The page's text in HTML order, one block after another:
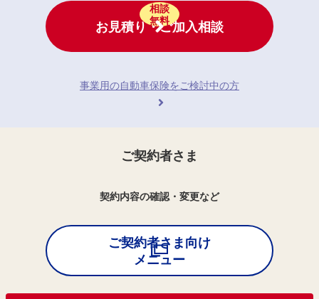
相談
無料
お見積り・ご加入相談
事業用の自動車保険をご検討中の方
ご契約者さま
契約内容の確認・変更など
ご契約者さま向け
メニュー